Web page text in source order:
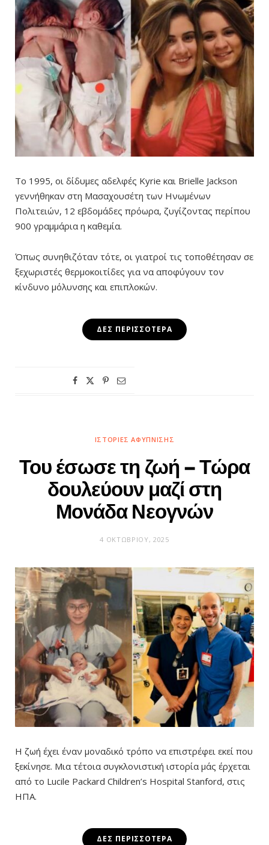
Το 1995, οι δίδυμες αδελφές Kyrie και Brielle Jackson
γεννήθηκαν στη Μασαχουσέτη των Ηνωμένων
Πολιτειών, 12 εβδομάδες πρόωρα, ζυγίζοντας περίπου
900 γραμμάρια η καθεμία.
Όπως συνηθιζόταν τότε, οι γιατροί τις τοποθέτησαν σε
ξεχωριστές θερμοκοιτίδες για να αποφύγουν τον
κίνδυνο μόλυνσης και επιπλοκών.
ΔΕΣ ΠΕΡΙΣΣΌΤΕΡΑ
ΙΣΤΟΡΊΕΣ ΑΦΎΠΝΙΣΗΣ
Του έσωσε τη ζωή – Τώρα
δουλεύουν μαζί στη
Μονάδα Νεογνών
4 ΟΚΤΩΒΡΊΟΥ, 2025
Η ζωή έχει έναν μοναδικό τρόπο να επιστρέφει εκεί που
ξεκίνησε. Μια τέτοια συγκλονιστική ιστορία μάς έρχεται
από το Lucile Packard Children’s Hospital Stanford, στις
ΗΠΑ.
ΔΕΣ ΠΕΡΙΣΣΌΤΕΡΑ